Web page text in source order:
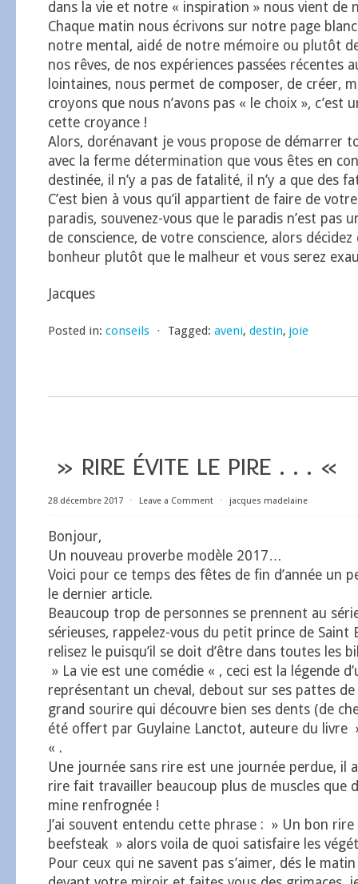
dans la vie et notre « inspiration » nous vient de
Chaque matin nous écrivons sur notre page
notre mental, aidé de notre mémoire ou plutôt
nos rêves, de nos expériences passées récentes
lointaines, nous permet de composer, de créer,
croyons que nous n’avons pas « le choix », c’est
cette croyance !
Alors, dorénavant je vous propose de démarrer
avec la ferme détermination que vous êtes en
destinée, il n’y a pas de fatalité, il n’y a que des
C’est bien à vous qu’il appartient de faire de
paradis, souvenez-vous que le paradis n’est pas
de conscience, de votre conscience, alors
bonheur plutôt que le malheur et vous serez
Jacques
Posted in: conseils ⋅ Tagged: aveni, destin, joie
» RIRE ÉVITE LE PIRE . . . «
28 décembre 2017 ⋅ Leave a Comment ⋅ jacques madelaine
Bonjour,
Un nouveau proverbe modèle 2017…
Voici pour ce temps des fêtes de fin d’année un
le dernier article.
Beaucoup trop de personnes se prennent au
sérieuses, rappelez-vous du petit prince de
relisez le puisqu’il se doit d’être dans toutes les
» La vie est une comédie « , ceci est la légende
représentant un cheval, debout sur ses pattes
grand sourire qui découvre bien ses dents (de
été offert par Guylaine Lanctot, auteure du livre
« .
Une journée sans rire est une journée perdue, il
rire fait travailler beaucoup plus de muscles que
mine renfrognée !
J’ai souvent entendu cette phrase : » Un bon
beefsteak » alors voila de quoi satisfaire les
Pour ceux qui ne savent pas s’aimer, dés le